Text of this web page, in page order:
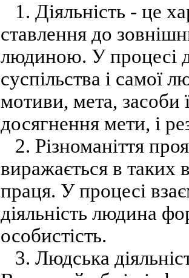
1. Діяльність - це
ставлення до
людиною. У процесі
суспільства і самої
мотиви, мета, засоби
досягнення мети, і
2. Різноманіття
виражається в таких
праця. У процесі
діяльність людина
особистість.
3. Людська